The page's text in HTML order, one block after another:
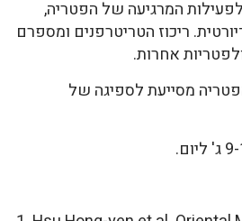
המרגיעה של הפטריה,
ריכוז הטריטרפנים ומספרם
אחרות.
מסייעת לספיגה של